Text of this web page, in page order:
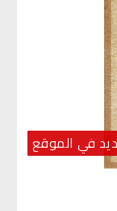
في الموقع